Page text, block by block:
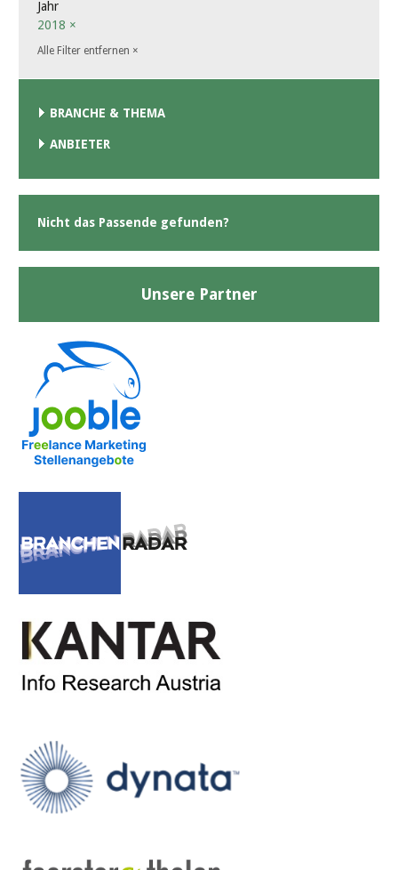
Jahr
2018 ×
Alle Filter entfernen ×
BRANCHE & THEMA
ANBIETER
Nicht das Passende gefunden?
Unsere Partner